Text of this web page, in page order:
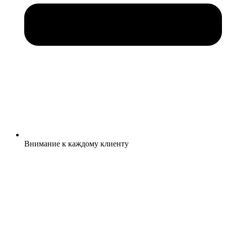
Внимание к каждому клиенту